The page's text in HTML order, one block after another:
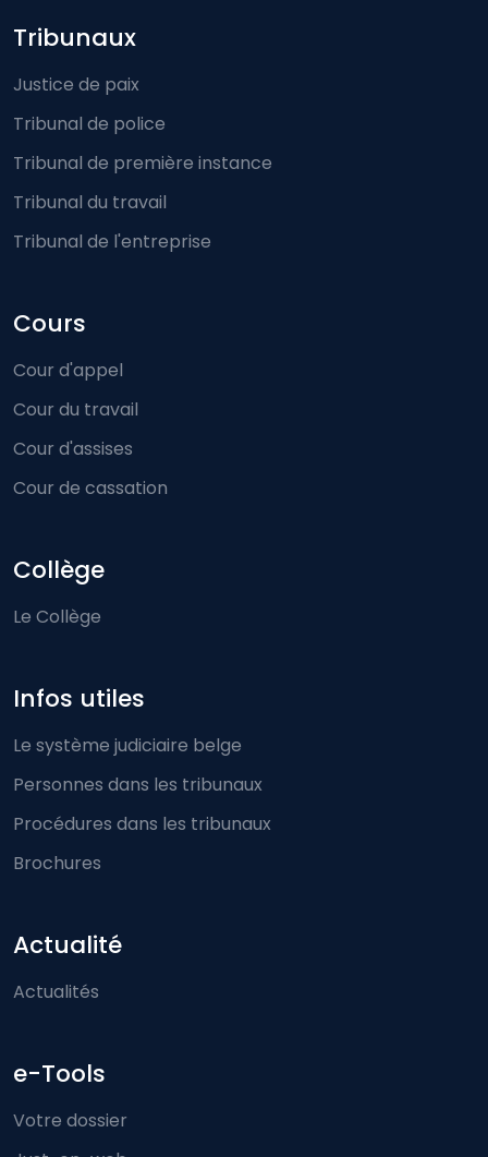
Footer-menu
Tribunaux
Justice de paix
Tribunal de police
Tribunal de première instance
Tribunal du travail
Tribunal de l'entreprise
Cours
Cour d'appel
Cour du travail
Cour d'assises
Cour de cassation
Collège
Le Collège
Infos utiles
Le système judiciaire belge
Personnes dans les tribunaux
Procédures dans les tribunaux
Brochures
Actualité
Actualités
e-Tools
Votre dossier